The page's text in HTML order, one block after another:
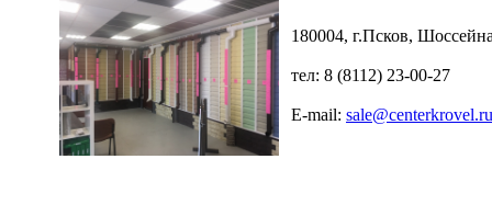
180004, г.Псков,
тел: 8 (8112) 23-00-27
E-mail: sale@centerkrovel.ru